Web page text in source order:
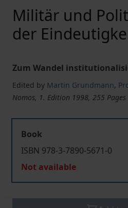
Militär und
der
Zum Wandel
Edited by Martin Grundmann,
Nomos, 1. Edition 1998, 255 Pages
Book
ISBN 978-3-7890-5671-0
Not available